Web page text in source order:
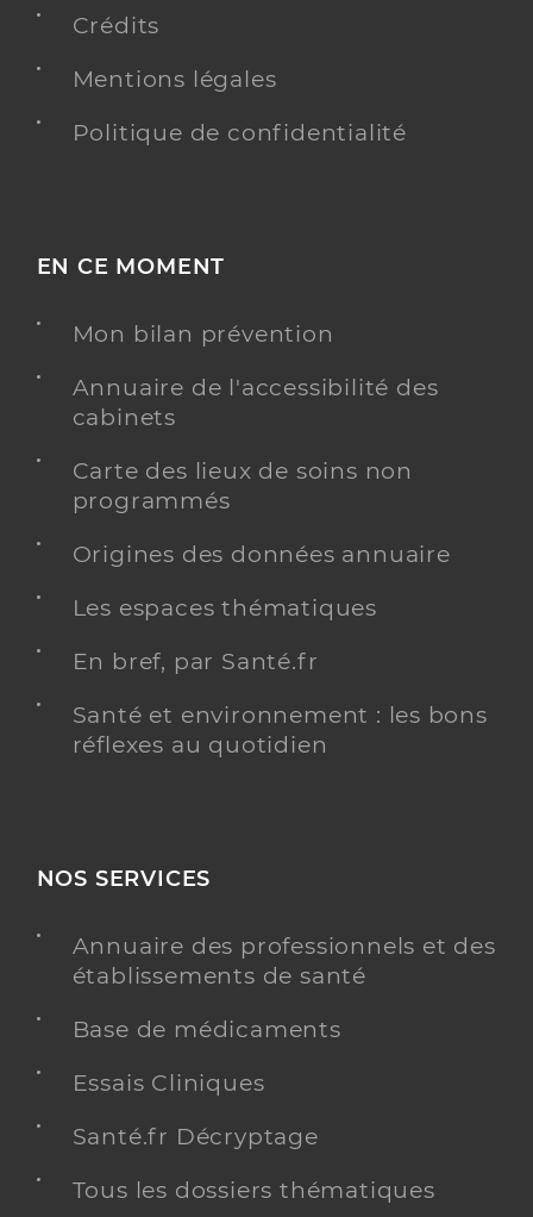
Crédits
Mentions légales
Politique de confidentialité
EN CE MOMENT
Mon bilan prévention
Annuaire de l'accessibilité des
cabinets
Carte des lieux de soins non
programmés
Origines des données annuaire
Les espaces thématiques
En bref, par Santé.fr
Santé et environnement : les bons
réflexes au quotidien
NOS SERVICES
Annuaire des professionnels et des
établissements de santé
Base de médicaments
Essais Cliniques
Santé.fr Décryptage
Tous les dossiers thématiques